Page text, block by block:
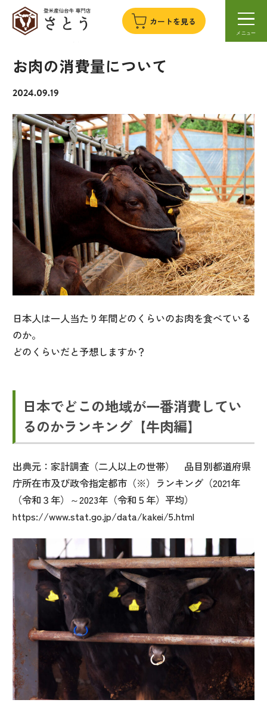
カートを見る
TOP
お肉の消費量について
2024.09.19
日本人は一人当たり年間どのくらいのお肉を食べている
のか。
どのくらいだと予想しますか？
日本でどこの地域が一番消費してい
るのかランキング【牛肉編】
出典元：家計調査（二人以上の世帯） 品目別都道府県
庁所在市及び政令指定都市（※）ランキング（2021年
（令和３年）～2023年（令和５年）平均）
https://www.stat.go.jp/data/kakei/5.html